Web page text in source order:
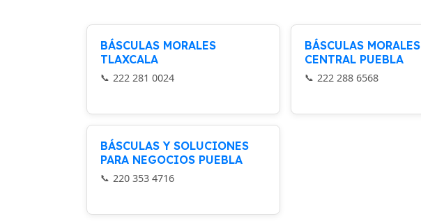
BÁSCULAS MORALES
TLAXCALA
222 281 0024
BÁSCULAS MORALES
CENTRAL PUEBLA
222 288 6568
BÁSCULAS Y SOLUCIONES
PARA NEGOCIOS PUEBLA
220 353 4716